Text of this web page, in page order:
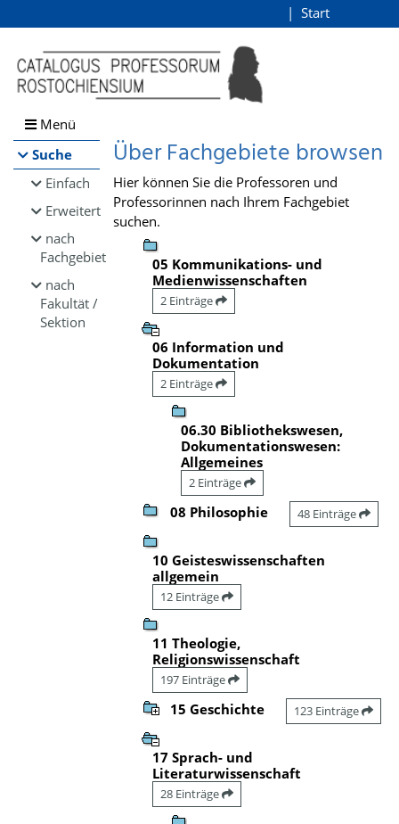
Browsen
direkt zum Inhalt
Start
Menü
Suche
Einfach
Erweitert
nach
Fachgebiet
nach
Fakultät /
Sektion
Über Fachgebiete browsen
Hier können Sie die Professoren und
Professorinnen nach Ihrem Fachgebiet
suchen.
05 Kommunikations- und
Medienwissenschaften
2 Einträge
06 Information und
Dokumentation
2 Einträge
06.30 Bibliothekswesen,
Dokumentationswesen:
Allgemeines
2 Einträge
08 Philosophie 48 Einträge
10 Geisteswissenschaften
allgemein
12 Einträge
11 Theologie,
Religionswissenschaft
197 Einträge
15 Geschichte 123 Einträge
17 Sprach- und
Literaturwissenschaft
28 Einträge